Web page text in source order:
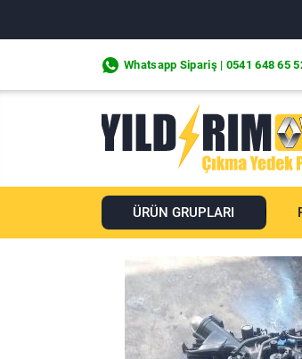
Whatsapp Sipariş | 0541 648 65
ÜRÜN GRUPLARI